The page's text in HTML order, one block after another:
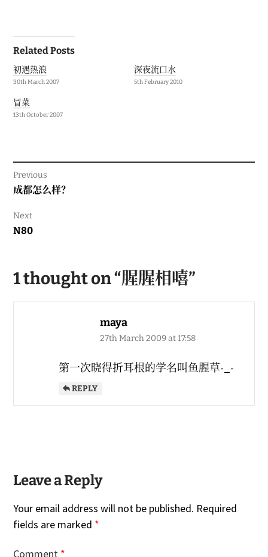
Post
navigation
Related Posts
初遇热浪
30th March 2007
深夜流口水
5th February 2010
冒菜
13th October 2007
Previous
Previous
成都怎么样？
Next
Next
N80
1 thought on “腥腥相嘻”
maya
27th March 2009 at 17:58
第一次晓得折耳根的学名叫鱼腥草-_-
REPLY
Leave a Reply
Your email address will not be published. Required
fields are marked *
Comment *